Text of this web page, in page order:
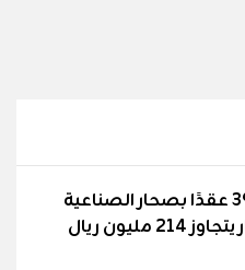
توقيع 39 عقدًا بصحار الصناعية
باستثمار يتجاوز 214 مليون ريال